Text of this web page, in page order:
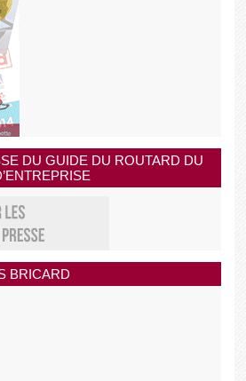
DU GUIDE DU ROUTARD DU
BRICARD